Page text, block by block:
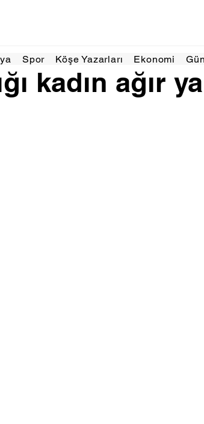
Spor Köşe Yazarları Ekonomi
kadın ağır
okunur